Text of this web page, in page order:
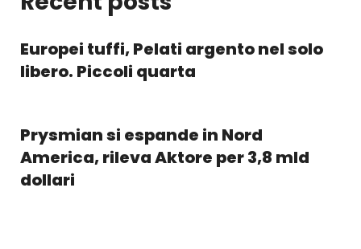
Europei tuffi, Pelati argento nel solo
libero. Piccoli quarta
Prysmian si espande in Nord
America, rileva Aktore per 3,8 mld
dollari